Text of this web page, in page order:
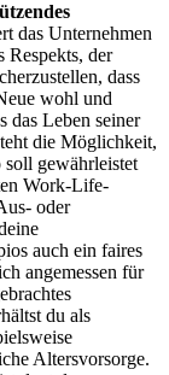
das Unternehmen
Respekts, der
dass
wohl und
das Leben seiner
die Möglichkeit,
soll gewährleistet
Work-Life-
oder
auch ein faires
angemessen für
du als
Altersvorsorge.